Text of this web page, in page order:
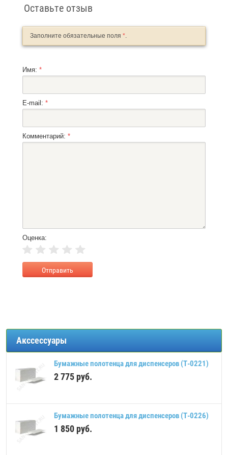
Оставьте отзыв
Заполните обязательные поля *
Имя: *
E-mail: *
Комментарий: *
Оценка:
Акссессуары
Бумажные полотенца для диспенсеров (Т-0221)
2 775 руб.
Бумажные полотенца для диспенсеров (Т-0226)
1 850 руб.